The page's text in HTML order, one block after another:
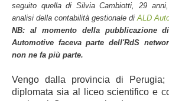
seguito quella di Silvia Cambiotti, 29
analisi della contabilità gestionale di ALD
NB: al momento della pubblicazione
Automotive faceva parte dell'RdS
non ne fa più parte.
Vengo dalla provincia di
diplomata sia al liceo scientifico e